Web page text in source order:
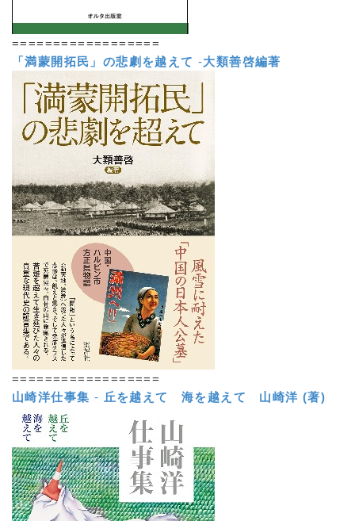
==================
「満蒙開拓民」の悲劇を越えて -大類善啓編著
==================
山崎洋仕事集 - 丘を越えて 海を越えて 山崎洋 (著)